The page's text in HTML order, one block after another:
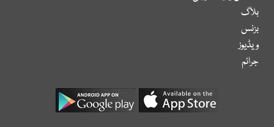
بلاگ
بزنس
ویڈیوز
جرائم